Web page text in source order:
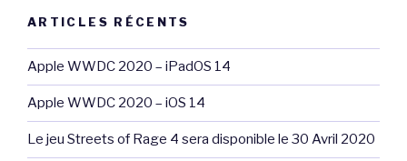
ARTICLES RÉCENTS
Apple WWDC 2020 – iPadOS 14
Apple WWDC 2020 – iOS 14
Le jeu Streets of Rage 4 sera disponible le 30 Avril 2020